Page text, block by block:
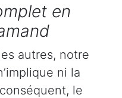
en
autres, notre
ni la
le